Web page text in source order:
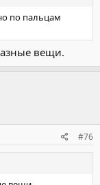
по пальцам
вещи.
#76